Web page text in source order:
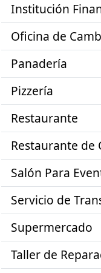
Institución
Oficina de
Panadería
Pizzería
Restaurante
Restaurante de
Salón Para
Servicio de
Supermercado
Taller de